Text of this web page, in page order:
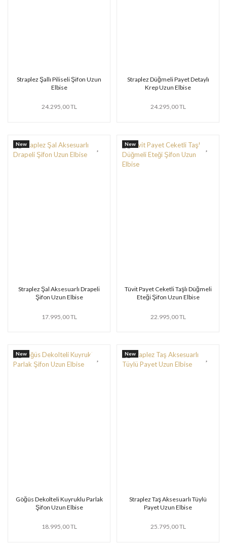
Straplez Şallı Piliseli Şifon Uzun
Elbise
24.295,00 TL
Straplez Düğmeli Payet Detaylı
Krep Uzun Elbise
24.295,00 TL
New
Straplez Şal Aksesuarlı Drapeli
Şifon Uzun Elbise
17.995,00 TL
New
Tüvit Payet Ceketli Taşlı Düğmeli
Eteği Şifon Uzun Elbise
22.995,00 TL
New
Göğüs Dekolteli Kuyruklu Parlak
Şifon Uzun Elbise
18.995,00 TL
New
Straplez Taş Aksesuarlı Tüylü
Payet Uzun Elbise
25.795,00 TL